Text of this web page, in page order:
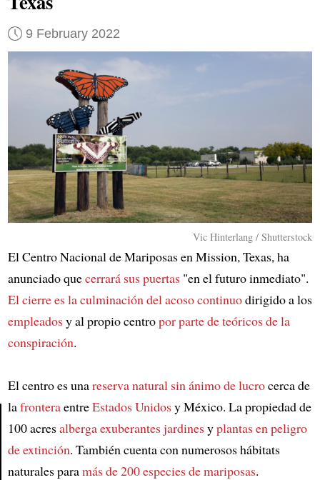
Article
9 February 2022
Vic Hinterlang / Shutterstock
El Centro Nacional de Mariposas en Mission, Texas, ha
anunciado quecerrará sus puertas"en el futuro inmediato".
El cierre es la culminación del acoso continuodirigido a los
empleadosy al propio centropor parte de teóricos de la
conspiración.
El centro es unareserva natural sin ánimo de lucrocerca de
lafronteraentreEstados Unidosy México. La propiedad de
100 acresalberga exuberantes jardinesyplantas en peligro
de extinción. También cuenta con numerosos hábitats
naturales paramás de 200 especies de mariposas.